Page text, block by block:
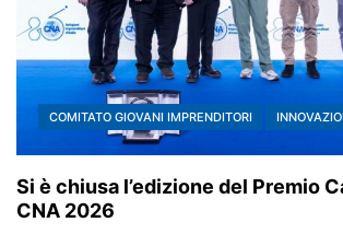
COMITATO GIOVANI IMPRENDITORI
Si è chiusa l’edizione del Premio
CNA 2026